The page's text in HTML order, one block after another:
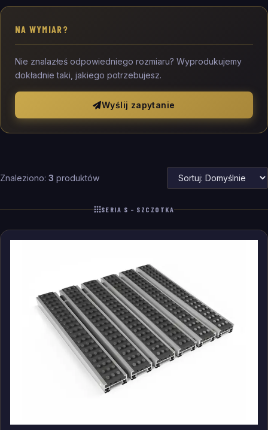
NA WYMIAR?
Nie znalazłeś odpowiedniego rozmiaru? Wyprodukujemy
dokładnie taki, jakiego potrzebujesz.
Wyślij zapytanie
Znaleziono: 3 produktów
SERIA S – SZCZOTKA